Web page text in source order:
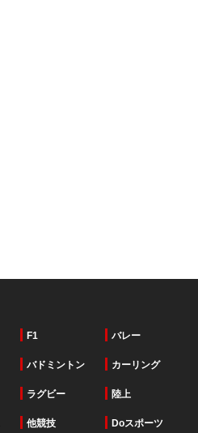
F1 バレー
バドミントン カーリング
ラグビー 陸上
他競技 Doスポーツ